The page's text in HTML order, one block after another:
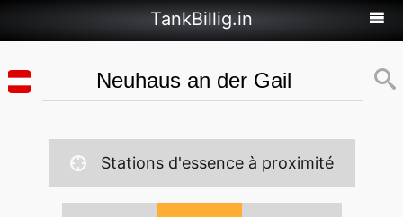
TankBillig.in
Stations d'essence à proximité